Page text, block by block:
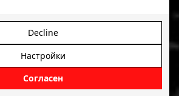
Согласен
Настройки
Decline
tiesības aizsargātas.
.